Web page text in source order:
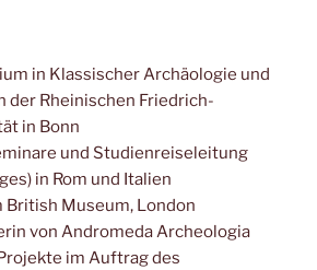
in Klassischer Archäologie und
der Rheinischen Friedrich-
in Bonn
und Studienreiseleitung
in Rom und Italien
British Museum, London
von Andromeda Archeologia
im Auftrag des